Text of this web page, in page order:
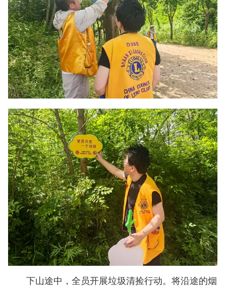
下山途中，全员开展垃圾清捡行动。将沿途的烟